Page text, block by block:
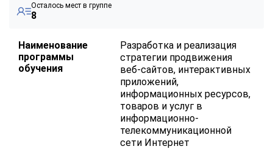
Осталось мест в группе
8
Наименование
программы
обучения
Разработка и реализация
стратегии продвижения
веб-сайтов, интерактивных
приложений,
информационных ресурсов,
товаров и услуг в
информационно-
телекоммуникационной
сети Интернет